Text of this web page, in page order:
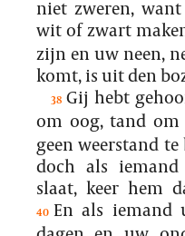
niet zweren,
wit of zwart
zijn en uw neen,
komt, is uit den
38 Gij hebt
om oog, tand om
geen weerstand
doch als
slaat, keer hem
40 En als iemand